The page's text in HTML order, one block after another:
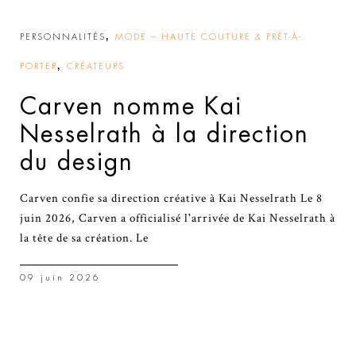
PERSONNALITÉS, MODE – HAUTE COUTURE & PRÊT-À-
PORTER, CRÉATEURS
Carven nomme Kai
Nesselrath à la direction
du design
Carven confie sa direction créative à Kai Nesselrath Le 8
juin 2026, Carven a officialisé l'arrivée de Kai Nesselrath à
la tête de sa création. Le
09 juin 2026